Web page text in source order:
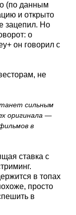
(по данным
и открыто
зацепил. Но
о
он говорил с
не
сильным
оригинала —
в
ставка с
в топах
просто
в